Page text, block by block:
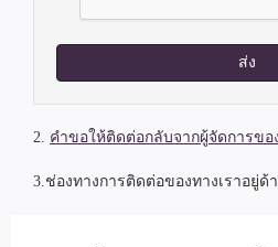
ส่ง
2. คำขอให้ติดต่อกลับจากผู้จัดการขอ
3.ช่องทางการติดต่อของทางเราอยู่ด้